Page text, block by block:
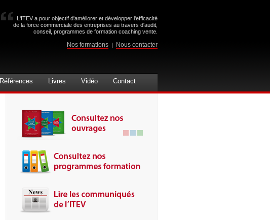
L'ITEV a pour objectif d'améliorer et développer l'efficacité
de la force commerciale des entreprises au travers d'audit,
conseil, programmes de formation coaching vente.
Nos formations | Nous contacter
Références Livres Vidéo Contact